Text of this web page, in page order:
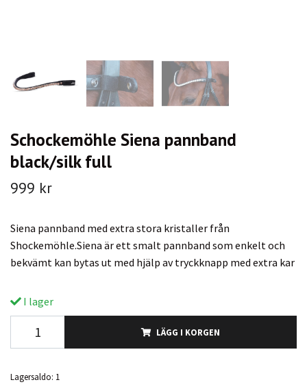
Schockemöhle Siena pannband
black/silk full
999 kr
Siena pannband med extra stora kristaller från
Shockemöhle.Siena är ett smalt pannband som enkelt och
bekvämt kan bytas ut med hjälp av tryckknapp med extra kar
I lager
LÄGG I KORGEN
Lagersaldo: 1